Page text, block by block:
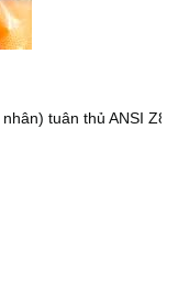
tuân thủ ANSI